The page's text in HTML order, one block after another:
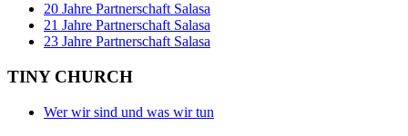
20 Jahre Partnerschaft Salasa
21 Jahre Partnerschaft Salasa
23 Jahre Partnerschaft Salasa
TINY CHURCH
Wer wir sind und was wir tun